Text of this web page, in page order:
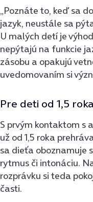
„Poznáte to, keď sa
jazyk, neustále sa
U malých detí je
nepýtajú na funkcie
zásobu a opakujú
uvedomovaním si
Pre deti od 1,5
S prvým kontaktom s
už od 1,5 roka
sa dieťa oboznamuje
rytmus či intonáciu.
rozprávku si teda
časti.